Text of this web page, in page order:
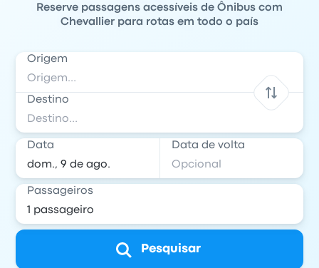
Reserve passagens acessíveis de Ônibus com
Chevallier para rotas em todo o país
Origem
Destino
Data Data de volta
Passageiros
Pesquisar